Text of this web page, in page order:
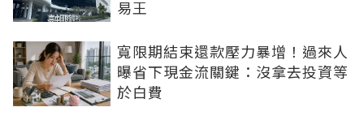
易王
寬限期結束還款壓力暴增！過來人
曝省下現金流關鍵：沒拿去投資等
於白費